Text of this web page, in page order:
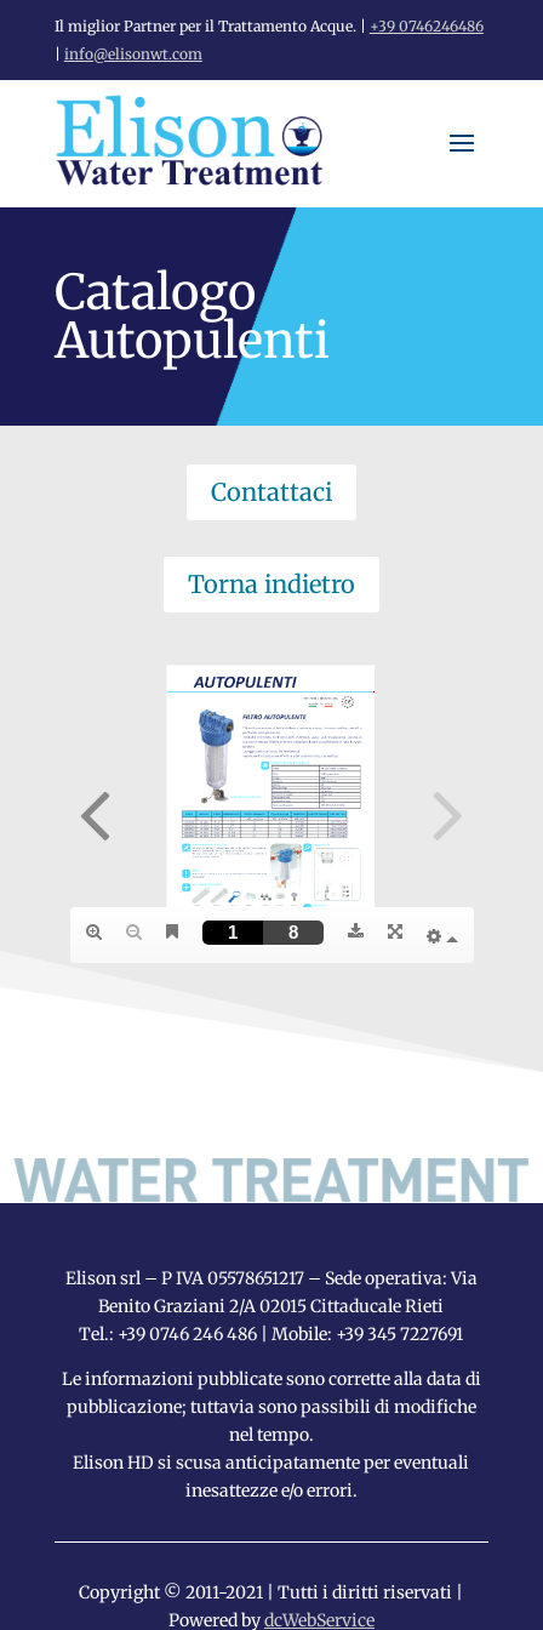
Il miglior Partner per il Trattamento Acque. | +39 0746246486
info@elisonwt.com
Catalogo
Autopulenti
Contattaci
Torna indietro
Elison srl – P IVA 05578651217 – Sede operativa: Via
Benito Graziani 2/A 02015 Cittaducale Rieti
Tel.: +39 0746 246 486 | Mobile: +39 345 7227691
Le informazioni pubblicate sono corrette alla data di
pubblicazione; tuttavia sono passibili di modifiche
nel tempo.
Elison HD si scusa anticipatamente per eventuali
inesattezze e/o errori.
Copyright © 2011-2021 | Tutti i diritti riservati |
Powered bydcWebService